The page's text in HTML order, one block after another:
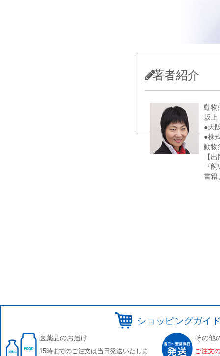
著者紹介
動物
坂
●大
●株
動物
【
『
書籍
ショッピングガイ
医薬品のお届け
15時までのご注文は当日発送いたしま
その他
ご注文